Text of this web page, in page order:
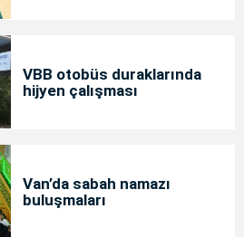
VBB otobüs duraklarında
hijyen çalışması
Van’da sabah namazı
buluşmaları